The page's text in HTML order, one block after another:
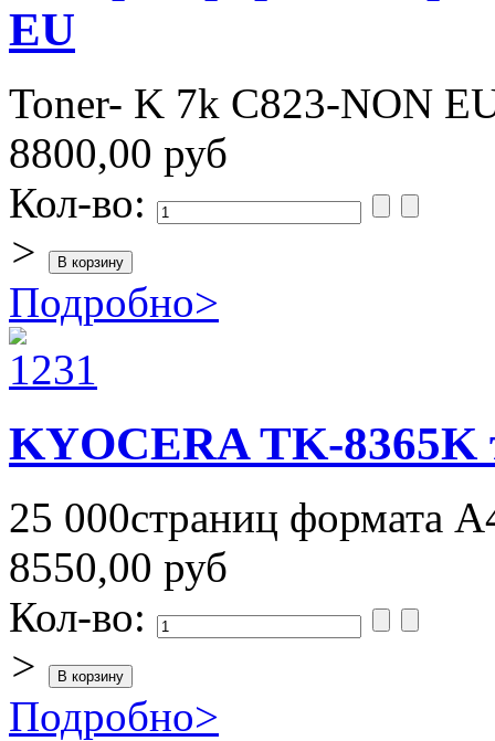
EU
Toner- K 7k C823-NON
8800,00 руб
Кол-во:
>
Подробно>
KYOCERA TK-8365K
25 000страниц формата
8550,00 руб
Кол-во:
>
Подробно>